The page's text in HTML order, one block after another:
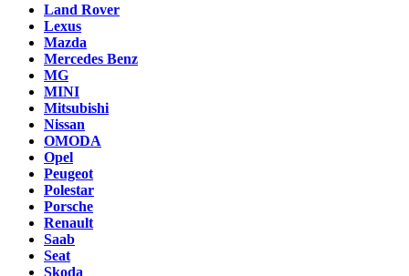
Land Rover
Lexus
Mazda
Mercedes Benz
MG
MINI
Mitsubishi
Nissan
OMODA
Opel
Peugeot
Polestar
Porsche
Renault
Saab
Seat
Skoda